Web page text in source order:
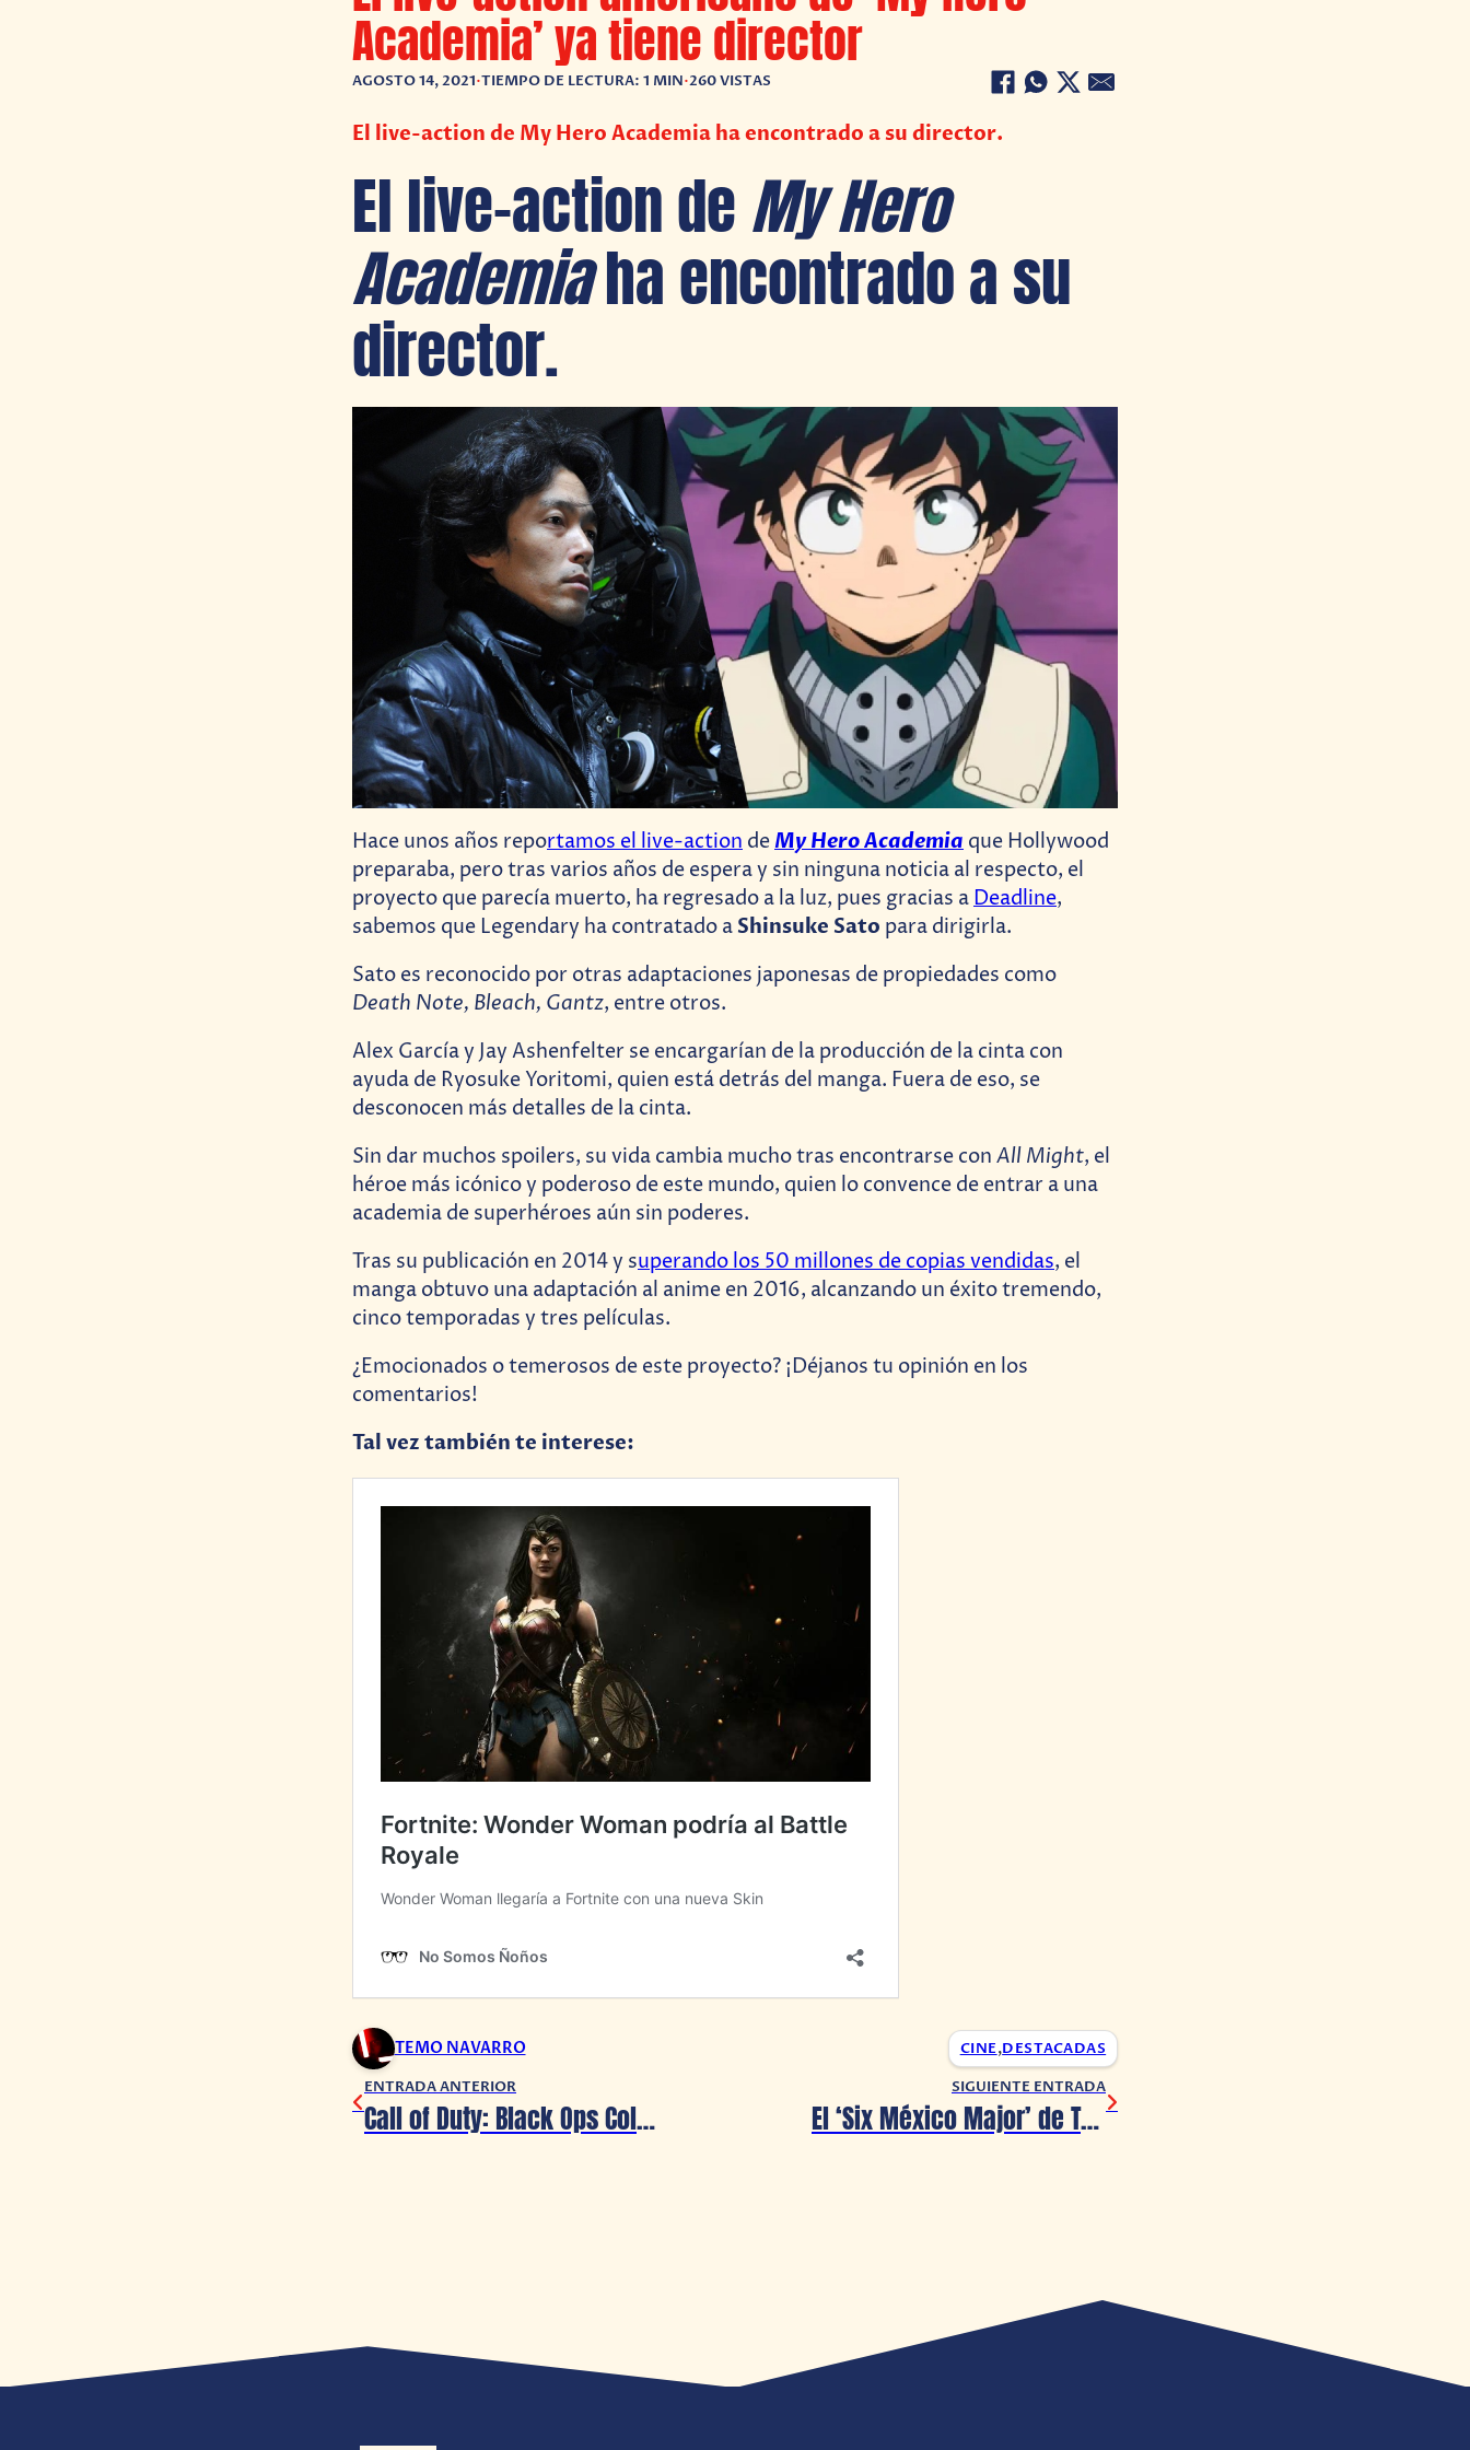
Academia’ ya tiene director
AGOSTO 14, 2021•TIEMPO DE LECTURA: 1 MIN•260 VISTAS
El live-action de My Hero Academia ha encontrado a su director.
El live-action deMy Hero
Academiaha encontrado a su
director.
Hace unos años reportamos el live-action deMy Hero Academia que Hollywood
preparaba, pero tras varios años de espera y sin ninguna noticia al respecto, el
proyecto que parecía muerto, ha regresado a la luz, pues gracias aDeadline,
sabemos que Legendary ha contratado a Shinsuke Sato para dirigirla.
Sato es reconocido por otras adaptaciones japonesas de propiedades como
Death Note, Bleach, Gantz, entre otros.
Alex García y Jay Ashenfelter se encargarían de la producción de la cinta con
ayuda de Ryosuke Yoritomi, quien está detrás del manga. Fuera de eso, se
desconocen más detalles de la cinta.
Sin dar muchos spoilers, su vida cambia mucho tras encontrarse con All Might, el
héroe más icónico y poderoso de este mundo, quien lo convence de entrar a una
academia de superhéroes aún sin poderes.
Tras su publicación en 2014 y superando los 50 millones de copias vendidas, el
manga obtuvo una adaptación al anime en 2016, alcanzando un éxito tremendo,
cinco temporadas y tres películas.
¿Emocionados o temerosos de este proyecto? ¡Déjanos tu opinión en los
comentarios!
Tal vez también te interese:
TEMO NAVARRO CINE,DESTACADAS
ENTRADA ANTERIOR
Call of Duty: Black Ops Cold War llega el nuevo modo multijugador «Agente Doble»
SIGUIENTE ENTRADA
El ‘Six México Major’ de Tom Clancy’s Rainbow Six Siege inicia el 16 de agosto